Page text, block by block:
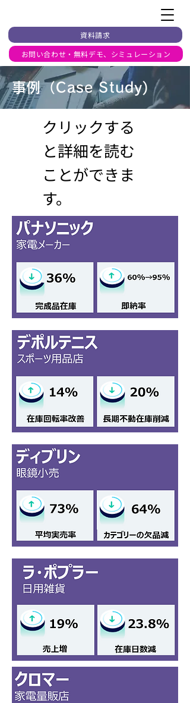
資料請求
お問い合わせ・無料デモ、シミュレーション
​事例（Case Study)
​クリックする
と詳細を読む
ことができま
す。